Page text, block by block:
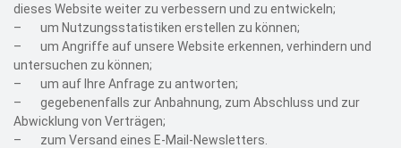
dieses Website weiter zu verbessern und zu entwickeln;
– um Nutzungsstatistiken erstellen zu können;
– um Angriffe auf unsere Website erkennen, verhindern und
untersuchen zu können;
– um auf Ihre Anfrage zu antworten;
– gegebenenfalls zur Anbahnung, zum Abschluss und zur
Abwicklung von Verträgen;
– zum Versand eines E-Mail-Newsletters.